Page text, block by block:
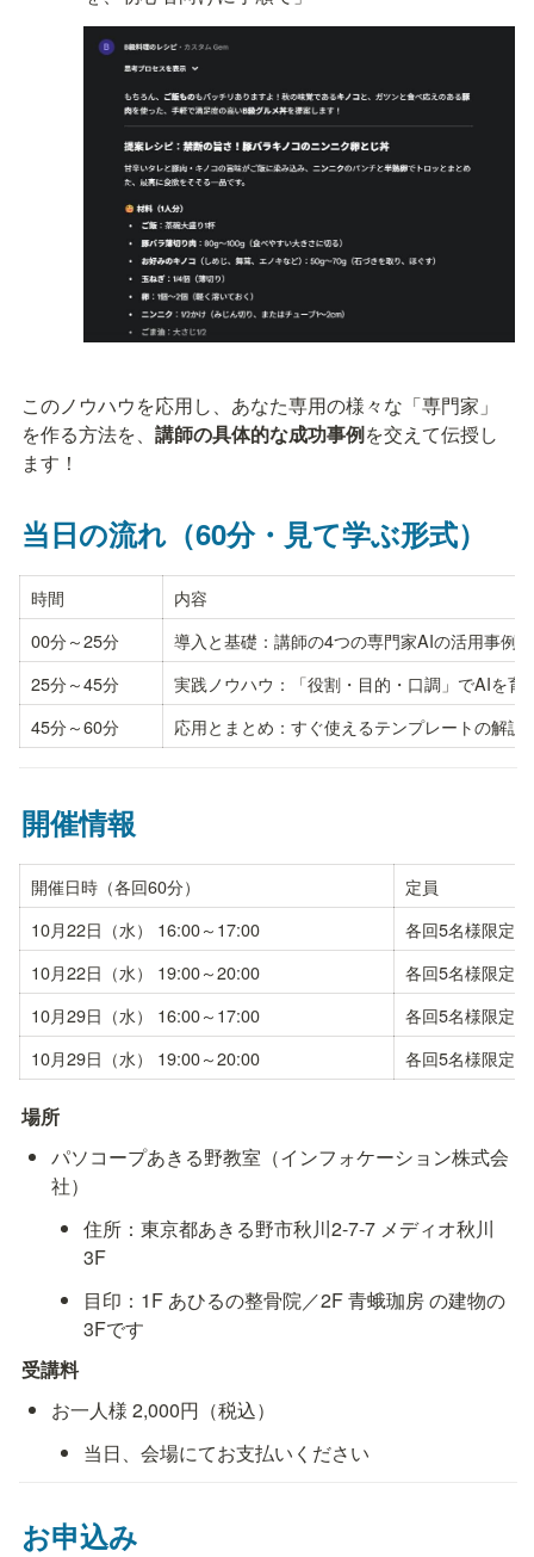
このノウハウを応用し、あなた専用の様々な「専門家」
を作る方法を、 講師の具体的な成功事例を交えて伝授し
ます！
当日の流れ（60分・見て学ぶ形式）
時間
内容
00分～25分
導入と基礎：講師の4つの専門家AIの活用事例
25分～45分
実践ノウハウ：「役割・目的・口調」でAIを育
45分～60分
応用とまとめ：すぐ使えるテンプレートの解説
開催情報
開催日時（各回60分）
定員
10月22日（水） 16:00～17:00
各回5名様限定
10月22日（水） 19:00～20:00
各回5名様限定
10月29日（水） 16:00～17:00
各回5名様限定
10月29日（水） 19:00～20:00
各回5名様限定
場所
パソコープあきる野教室（インフォケーション株式会
社）
住所：東京都あきる野市秋川2-7-7 メディオ秋川
3F
目印：1F あひるの整骨院／2F 青蛾珈房 の建物の
3Fです
受講料
お一人様 2,000円（税込）
当日、会場にてお支払いください
お申込み